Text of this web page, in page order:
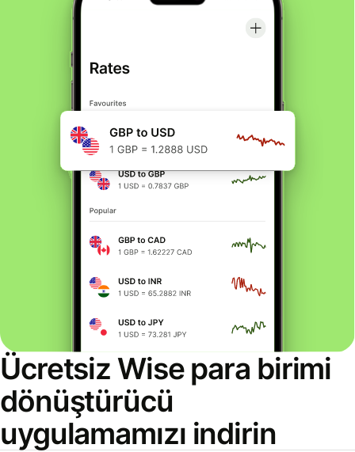
Ücretsiz Wise para birimi
dönüştürücü
uygulamamızı indirin